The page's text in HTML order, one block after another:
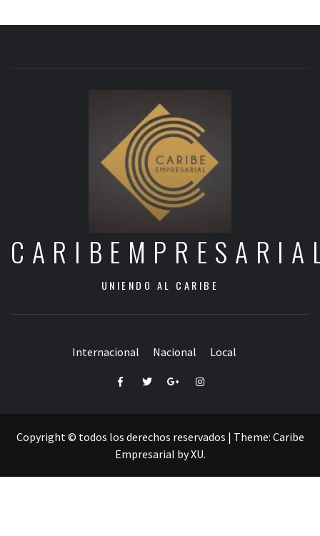
UNIENDO AL CARIBE
Internacional Nacional Local
FacebookTwitterGoogle+Instagram
Copyright © todos los derechos reservados | Theme: Caribe
Empresarial byXU.